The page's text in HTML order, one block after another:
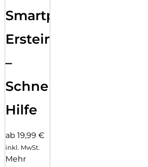
Smartphone
Ersteinrichtung
–
Schnelle
Hilfe
ab 19,99 €
inkl. MwSt.
Mehr